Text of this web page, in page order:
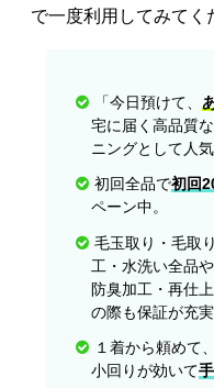
で一度利用してみてく
「今日預けて、
宅に届く高品質
ニングとして人
初回全品で初回
ペーン中。
毛玉取り・毛取
工・水洗い全品
防臭加工・再仕
の際も保証が充実
１着から頼めて、
小回りが効いて